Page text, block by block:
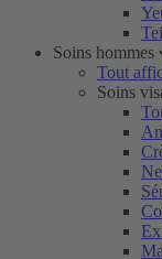
Soins hommes
Tout
Soins